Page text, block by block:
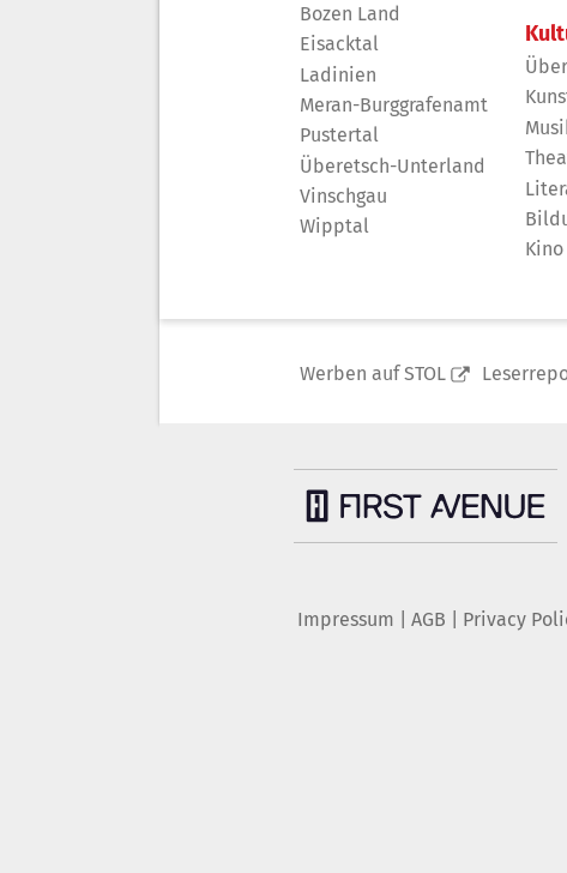
Bozen Land
Eisacktal
Ladinien
Meran-Burggrafenamt
Pustertal
Überetsch-Unterland
Vinschgau
Wipptal
Werben auf STOL
Impressum AGB Privacy